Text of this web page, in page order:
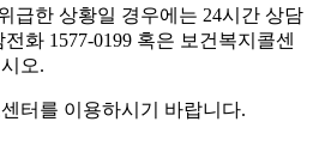
급한 상황일 경우에는 24시간 상담
화 1577-0199 혹은 보건복지콜센
오.
터를 이용하시기 바랍니다.